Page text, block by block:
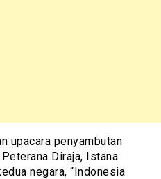
upacara penyambutan
Diraja, Istana
negara, “Indonesia